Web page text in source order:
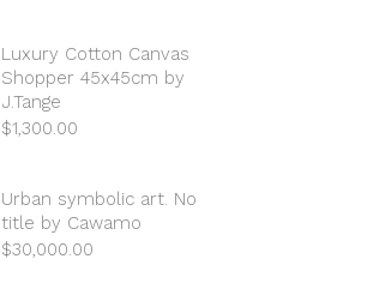
Luxury Cotton Canvas
Shopper 45x45cm by
J.Tange
$1,300.00
Urban symbolic art. No
title by Cawamo
$30,000.00